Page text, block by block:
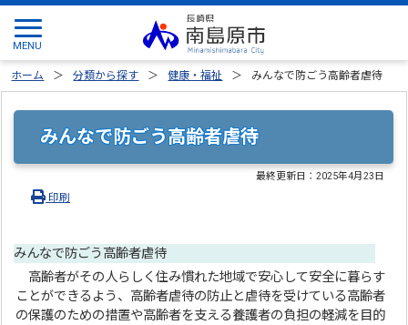
ホーム 分類から探す 健康・福祉 みんなで防ごう高齢者虐待
みんなで防ごう高齢者虐待
最終更新日：2025年4月23日
印刷
みんなで防ごう高齢者虐待
高齢者がその人らしく住み慣れた地域で安心して安全に暮らす
ことができるよう、高齢者虐待の防止と虐待を受けている高齢者
の保護のための措置や高齢者を支える養護者の負担の軽減を目的